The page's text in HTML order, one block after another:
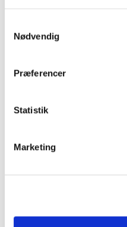
Nødvendig
Præferencer
Statistik
Marketing
supplere med lokale
købt sig ind i et større globalt